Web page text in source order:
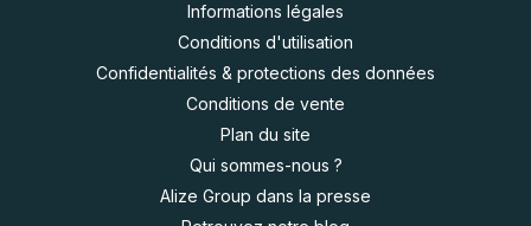
Informations légales
Conditions d'utilisation
Confidentialités & protections des données
Conditions de vente
Plan du site
Qui sommes-nous ?
Alize Group dans la presse